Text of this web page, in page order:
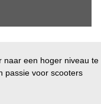
naar een hoger niveau te
passie voor scooters